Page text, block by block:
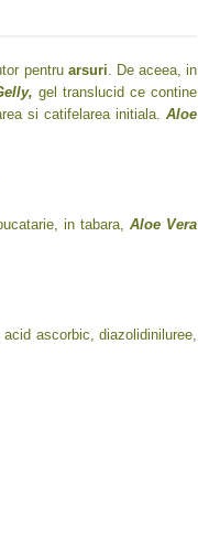
pentru arsuri. De aceea, in
gel translucid ce contine
si catifelarea initiala. Aloe
in tabara, Aloe Vera
ascorbic, diazolidiniluree,